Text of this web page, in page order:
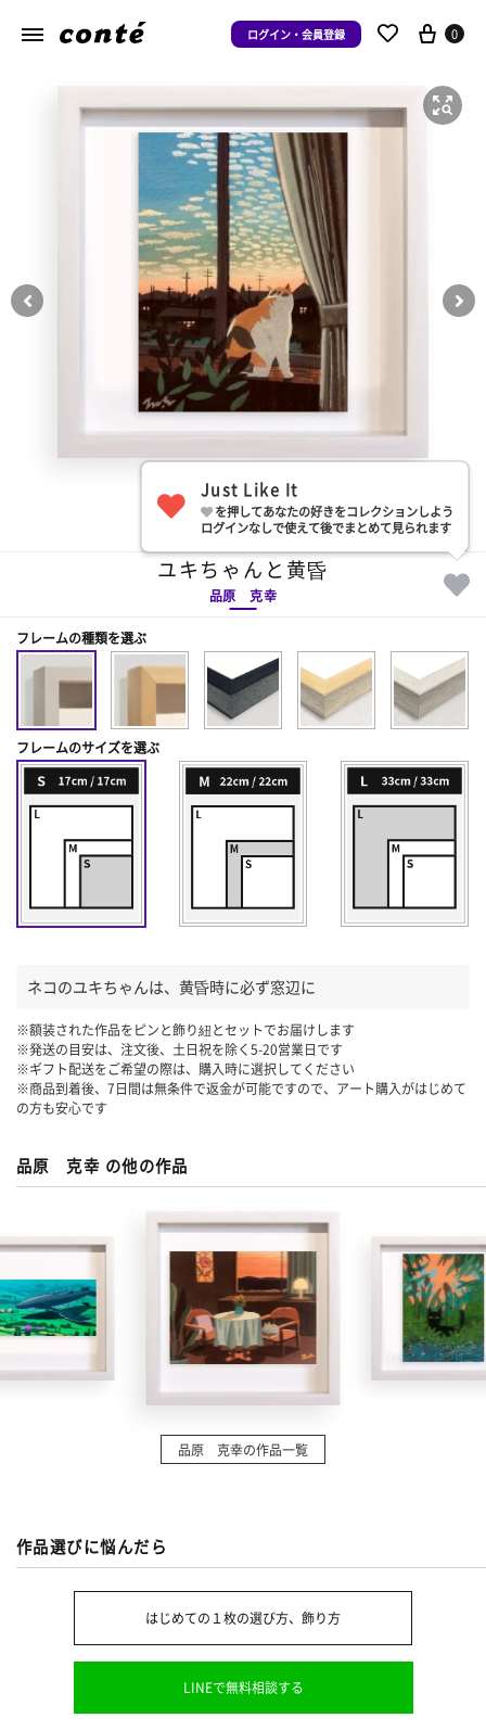
ログイン・会員登録 0
部屋に飾る
ユキちゃんと黄昏
品原 克幸
フレームの種類を選ぶ
フレームのサイズを選ぶ
ネコのユキちゃんは、黄昏時に必ず窓辺に
※額装された作品をピンと飾り紐とセットでお届けします
※発送の目安は、注文後、土日祝を除く5-20営業日です
※ギフト配送をご希望の際は、購入時に選択してください
※商品到着後、7日間は無条件で返金が可能ですので、アート購入がはじめて
の方も安心です
品原 克幸 の他の作品
品原 克幸の作品一覧
作品選びに悩んだら
はじめての１枚の選び方、飾り方
LINEで無料相談する
Just Like It
を押してあなたの好きをコレクションしよう
ログインなしで使えて後でまとめて見られます